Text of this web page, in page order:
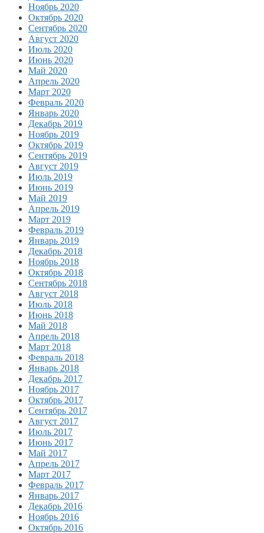
Ноябрь 2020
Октябрь 2020
Сентябрь 2020
Август 2020
Июль 2020
Июнь 2020
Май 2020
Апрель 2020
Март 2020
Февраль 2020
Январь 2020
Декабрь 2019
Ноябрь 2019
Октябрь 2019
Сентябрь 2019
Август 2019
Июль 2019
Июнь 2019
Май 2019
Апрель 2019
Март 2019
Февраль 2019
Январь 2019
Декабрь 2018
Ноябрь 2018
Октябрь 2018
Сентябрь 2018
Август 2018
Июль 2018
Июнь 2018
Май 2018
Апрель 2018
Март 2018
Февраль 2018
Январь 2018
Декабрь 2017
Ноябрь 2017
Октябрь 2017
Сентябрь 2017
Август 2017
Июль 2017
Июнь 2017
Май 2017
Апрель 2017
Март 2017
Февраль 2017
Январь 2017
Декабрь 2016
Ноябрь 2016
Октябрь 2016